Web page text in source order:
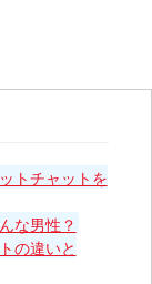
トチャットを
な男性？
の違いと